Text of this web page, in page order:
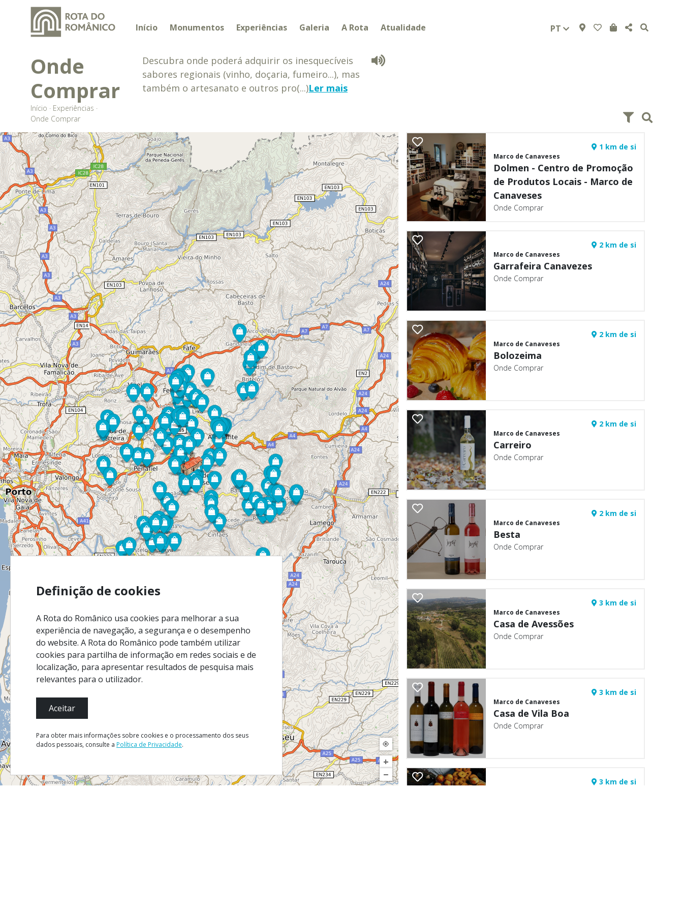
Início Monumentos Experiências Galeria A Rota Atualidade PT
Onde
Comprar
Início · Experiências ·
Onde Comprar
Descubra onde poderá adquirir os inesquecíveis
sabores regionais (vinho, doçaria, fumeiro...), mas
também o artesanato e outros pro(...)Ler mais
+
−
1 km de si
Marco de Canaveses
Dolmen - Centro de Promoção
de Produtos Locais - Marco de
Canaveses
Onde Comprar
2 km de si
Marco de Canaveses
Garrafeira Canavezes
Onde Comprar
2 km de si
Marco de Canaveses
Bolozeima
Onde Comprar
2 km de si
Marco de Canaveses
Carreiro
Onde Comprar
2 km de si
Marco de Canaveses
Besta
Onde Comprar
3 km de si
Marco de Canaveses
Casa de Avessões
Onde Comprar
3 km de si
Marco de Canaveses
Casa de Vila Boa
Onde Comprar
3 km de si
Definição de cookies
A Rota do Românico usa cookies para melhorar a sua
experiência de navegação, a segurança e o desempenho
do website. A Rota do Românico pode também utilizar
cookies para partilha de informação em redes sociais e de
localização, para apresentar resultados de pesquisa mais
relevantes para o utilizador.
Aceitar
Para obter mais informações sobre cookies e o processamento dos seus
dados pessoais, consulte a Política de Privacidade.